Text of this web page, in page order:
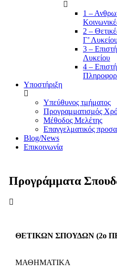
1 –
2 –
Γ’
3 –
Λυκείου
4 –
Υποστήριξη
Υπεύθυνος τμήματος
Προγραμματισμός
Μέθοδος Μελέτης
Επαγγελματικός
Blog/News
Επικοινωνία
Προγράμματα
ΘΕΤΙΚΩΝ ΣΠΟΥΔΩΝ (2ο
ΜΑΘΗΜΑΤΙΚΑ